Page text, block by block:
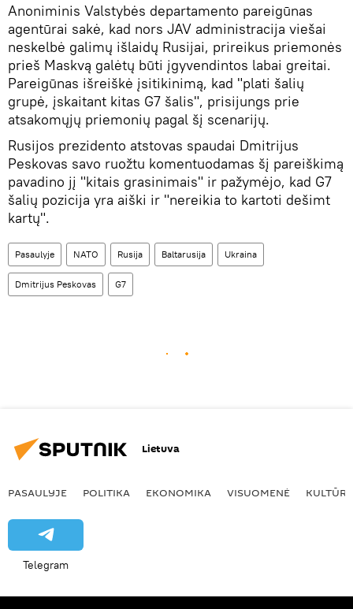
Anoniminis Valstybės departamento pareigūnas
agentūrai sakė, kad nors JAV administracija viešai
neskelbė galimų išlaidų Rusijai, prireikus priemonės
prieš Maskvą galėtų būti įgyvendintos labai greitai.
Pareigūnas išreiškė įsitikinimą, kad "plati šalių
grupė, įskaitant kitas G7 šalis", prisijungs prie
atsakomųjų priemonių pagal šį scenarijų.
Rusijos prezidento atstovas spaudai Dmitrijus
Peskovas savo ruožtu komentuodamas šį pareiškimą
pavadino jį "kitais grasinimais" ir pažymėjo, kad G7
šalių pozicija yra aiški ir "nereikia to kartoti dešimt
kartų".
Pasaulyje NATO Rusija Baltarusija Ukraina
Dmitrijus Peskovas G7
Lietuva
PASAULYJE POLITIKA EKONOMIKA VISUOMENĖ KULTŪRA
Telegram